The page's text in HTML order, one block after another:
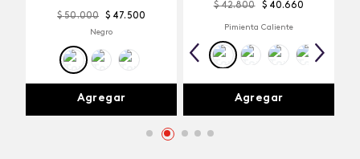
$ 50.000 $ 47. 500
Negro
Agregar
$ 42.800 $ 40.660
Pimienta Caliente
Agregar